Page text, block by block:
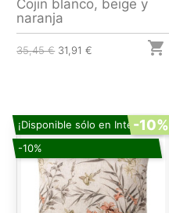
Cojin blanco, beige y
naranja
35,45 € 31,91 € 
¡Disponible sólo en Internet!
-10%
-10%